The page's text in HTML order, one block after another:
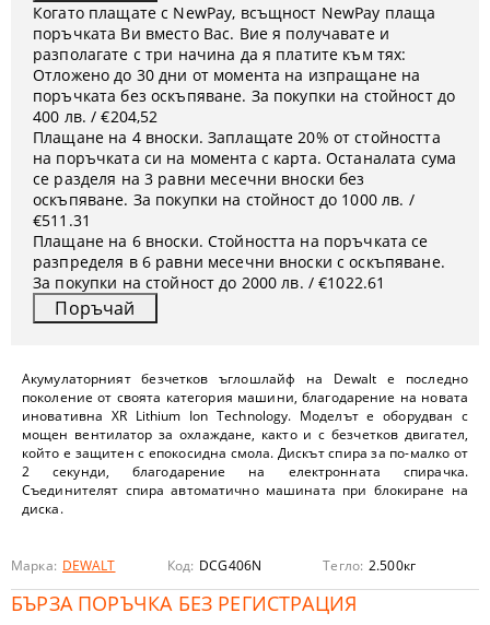
Акумулаторният безчетков ъглошлайф на Dewalt е последно
поколение от своята категория машини, благодарение на новата
иновативна XR Lithium Ion Technology. Моделът е оборудван с
мощен вентилатор за охлаждане, както и с безчетков двигател,
който е защитен с епокосидна смола. Дискът спира за по-малко от
2 секунди, благодарение на електронната спирачка.
Съединителят спира автоматично машината при блокиране на
диска.
Марка: DEWALT Код: DCG406N Тегло: 2.500кг
БЪРЗА ПОРЪЧКА БЕЗ РЕГИСТРАЦИЯ
Когато плащате с NewPay, всъщност NewPay плаща
поръчката Ви вместо Вас. Вие я получавате и
разполагате с три начина да я платите към тях:
Отложено до 30 дни от момента на изпращане на
поръчката без оскъпяване. За покупки на стойност до
400 лв. / €204,52
Плащане на 4 вноски. Заплащате 20% от стойността
на поръчката си на момента с карта. Останалата сума
се разделя на 3 равни месечни вноски без
оскъпяване. За покупки на стойност до 1000 лв. /
€511.31
Плащане на 6 вноски. Стойността на поръчката се
разпределя в 6 равни месечни вноски с оскъпяване.
За покупки на стойност до 2000 лв. / €1022.61